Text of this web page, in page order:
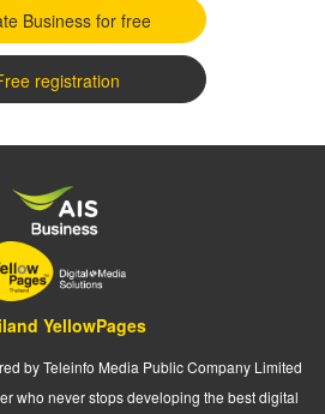
Business for free
registration
YellowPages
by Teleinfo Media Public Company Limited
who never stops developing the best digital